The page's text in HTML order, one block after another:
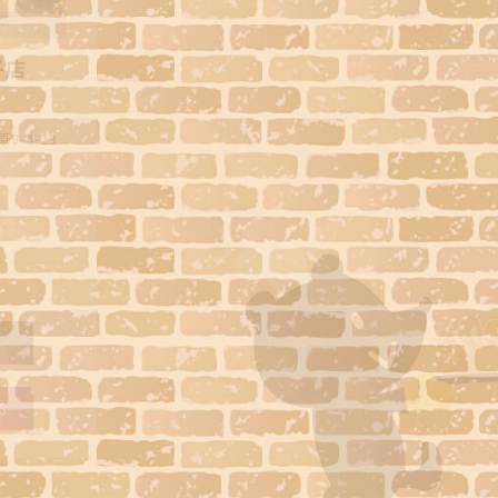
9-4-23